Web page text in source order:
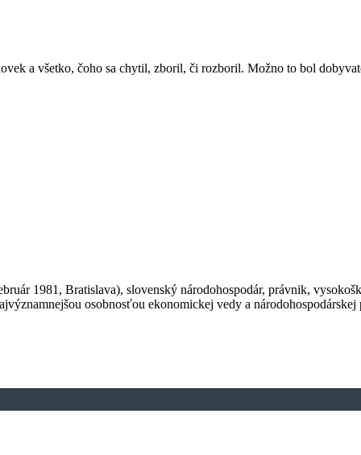
a všetko, čoho sa chytil, zboril, či rozboril. Možno to bol
1981, Bratislava), slovenský národohospodár, právnik,
osobnosťou ekonomickej vedy a